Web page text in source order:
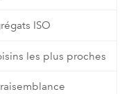
ISO
les plus proches